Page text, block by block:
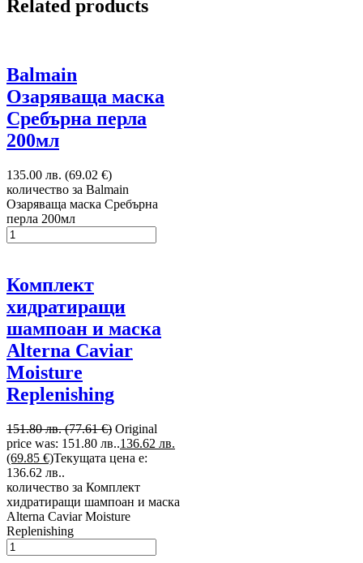
Related products
Balmain
Озаряваща маска
Сребърна перла
200мл
135.00 лв. (69.02 €)
количество за Balmain
Озаряваща маска Сребърна
перла 200мл
Комплект
хидратиращи
шампоан и маска
Alterna Caviar
Moisture
Replenishing
151.80 лв. (77.61 €) Original
price was: 151.80 лв..136.62 лв.
(69.85 €)Текущата цена е:
136.62 лв..
количество за Комплект
хидратиращи шампоан и маска
Alterna Caviar Moisture
Replenishing